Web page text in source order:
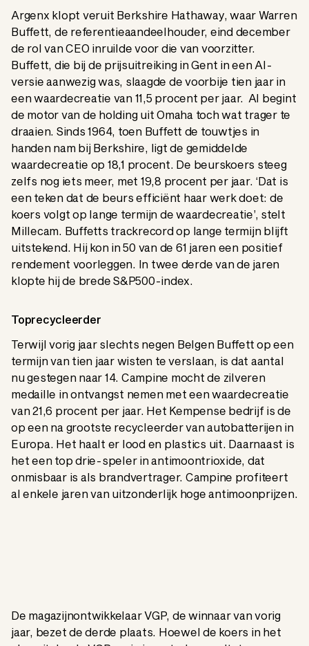
Argenx klopt veruit Berkshire Hathaway, waar Warren
Buffett, de referentieaandeelhouder, eind december
de rol van CEO inruilde voor die van voorzitter.
Buffett, die bij de prijsuitreiking in Gent in een AI-
versie aanwezig was, slaagde de voorbije tien jaar in
een waardecreatie van 11,5 procent per jaar. Al begint
de motor van de holding uit Omaha toch wat trager te
draaien. Sinds 1964, toen Buffett de touwtjes in
handen nam bij Berkshire, ligt de gemiddelde
waardecreatie op 18,1 procent. De beurskoers steeg
zelfs nog iets meer, met 19,8 procent per jaar. ‘Dat is
een teken dat de beurs efficiënt haar werk doet: de
koers volgt op lange termijn de waardecreatie’, stelt
Millecam. Buffetts trackrecord op lange termijn blijft
uitstekend. Hij kon in 50 van de 61 jaren een positief
rendement voorleggen. In twee derde van de jaren
klopte hij de brede S&P500-index.
Toprecycleerder
Terwijl vorig jaar slechts negen Belgen Buffett op een
termijn van tien jaar wisten te verslaan, is dat aantal
nu gestegen naar 14. Campine mocht de zilveren
medaille in ontvangst nemen met een waardecreatie
van 21,6 procent per jaar. Het Kempense bedrijf is de
op een na grootste recycleerder van autobatterijen in
Europa. Het haalt er lood en plastics uit. Daarnaast is
het een top drie-speler in antimoontrioxide, dat
onmisbaar is als brandvertrager. Campine profiteert
al enkele jaren van uitzonderlijk hoge antimoonprijzen.
De magazijnontwikkelaar VGP, de winnaar van vorig
jaar, bezet de derde plaats. Hoewel de koers in het